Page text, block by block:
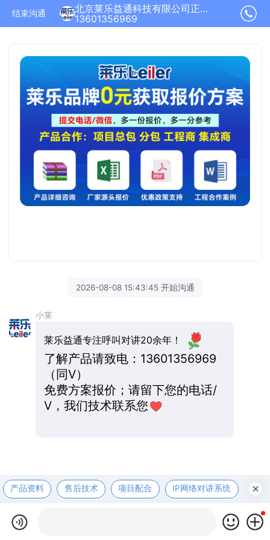
结束沟通
北京莱乐益通科技有限公司正在为您服务
13601356969
2026-08-08 15:43:45 开始沟通
小莱
莱乐益通专注呼叫对讲20余年！
了解产品请致电：13601356969
（同V）
免费方案报价；请留下您的电话/
V，我们技术联系您
产品资料 售后技术 项目配合 IP网络对讲系统 医